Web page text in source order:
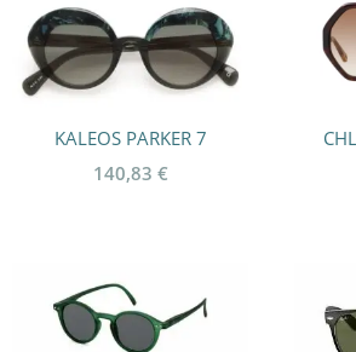
KALEOS PARKER 7
140,83 €